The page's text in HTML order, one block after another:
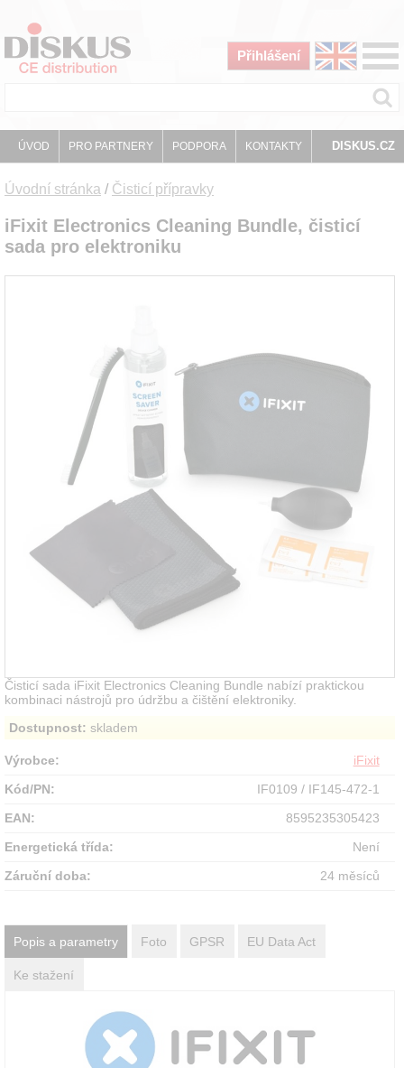
Přihlášení
ÚVOD PRO PARTNERY PODPORA KONTAKTY DISKUS.CZ
Úvodní stránka / Čisticí přípravky
iFixit Electronics Cleaning Bundle, čisticí
sada pro elektroniku
Čisticí sada iFixit Electronics Cleaning Bundle nabízí praktickou
kombinaci nástrojů pro údržbu a čištění elektroniky.
Dostupnost: skladem
Výrobce:
iFixit
Kód/PN:
IF0109 / IF145-472-1
EAN:
8595235305423
Energetická třída:
Není
Záruční doba:
24 měsíců
Popis a parametry Foto GPSR EU Data Act
Ke stažení